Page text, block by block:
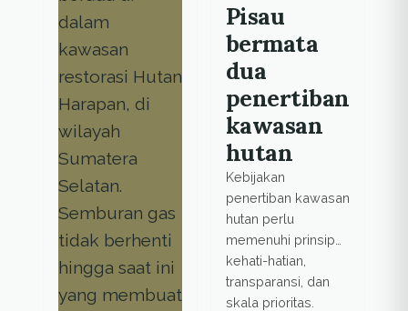
Pisau
bermata
dua
penertiban
kawasan
hutan
Kebijakan
penertiban kawasan
hutan perlu
memenuhi prinsip
kehati-hatian,
transparansi, dan
skala prioritas.